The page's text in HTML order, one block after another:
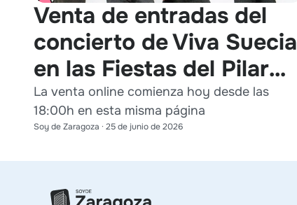
Venta de entradas del
concierto de Viva Suecia
en las Fiestas del Pilar
2026
La venta online comienza hoy desde las
18:00h en esta misma página
Soy de Zaragoza · 25 de junio de 2026